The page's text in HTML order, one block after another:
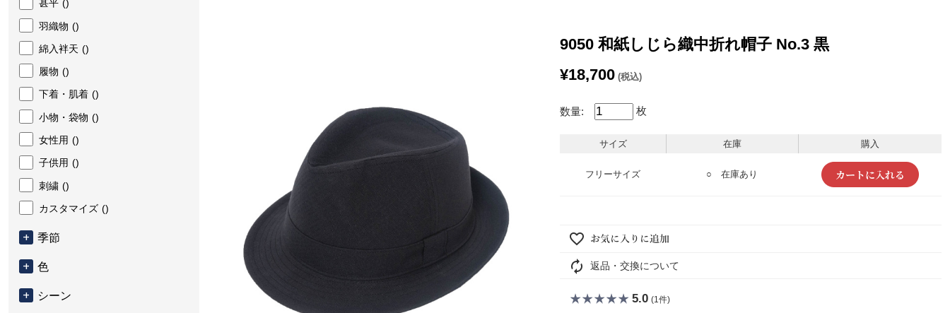
9050 和紙しじら織中折れ帽子 No.3 黒
¥18,700 (税込)
数量: 枚
サイズ 在庫 購入
フリーサイズ ○ 在庫あり
返品・交換について
5.0 (1件)
甚平 ()
羽織物 ()
綿入袢天 ()
履物 ()
下着・肌着 ()
小物・袋物 ()
女性用 ()
子供用 ()
刺繍 ()
カスタマイズ ()
季節
色
シーン